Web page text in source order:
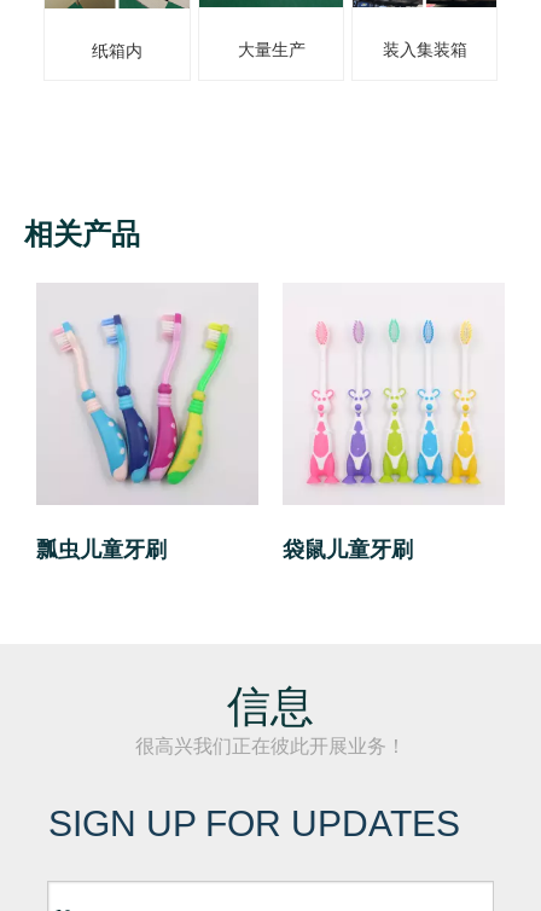
纸箱内 大量生产 装入集装箱
相关产品
瓢虫儿童牙刷 袋鼠儿童牙刷
信息
很高兴我们正在彼此开展业务！
SIGN UP FOR UPDATES